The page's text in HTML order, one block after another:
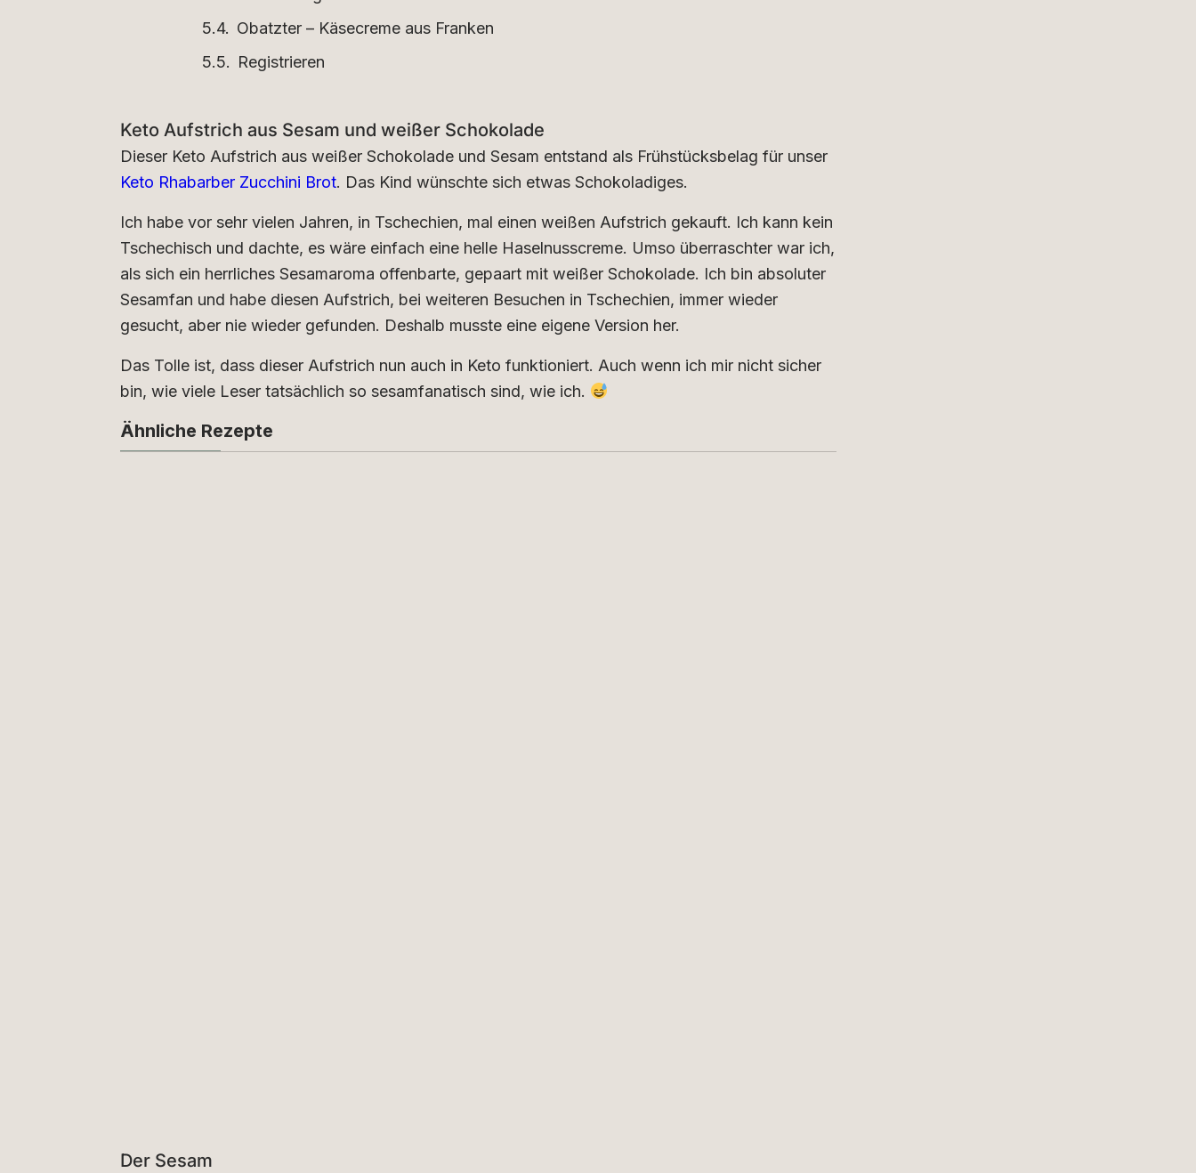
Obatzter – Käsecreme aus Franken
Registrieren
Keto Aufstrich aus Sesam und weißer Schokolade
Dieser Keto Aufstrich aus weißer Schokolade und Sesam entstand als Frühstücksbelag für unser
Keto Rhabarber Zucchini Brot. Das Kind wünschte sich etwas Schokoladiges.
Ich habe vor sehr vielen Jahren, in Tschechien, mal einen weißen Aufstrich gekauft. Ich kann kein
Tschechisch und dachte, es wäre einfach eine helle Haselnusscreme. Umso überraschter war ich,
als sich ein herrliches Sesamaroma offenbarte, gepaart mit weißer Schokolade. Ich bin absoluter
Sesamfan und habe diesen Aufstrich, bei weiteren Besuchen in Tschechien, immer wieder
gesucht, aber nie wieder gefunden. Deshalb musste eine eigene Version her.
Das Tolle ist, dass dieser Aufstrich nun auch in Keto funktioniert. Auch wenn ich mir nicht sicher
bin, wie viele Leser tatsächlich so sesamfanatisch sind, wie ich.
Ähnliche Rezepte
Der Sesam